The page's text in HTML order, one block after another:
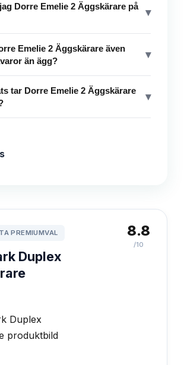
Dorre Emelie 2 Äggskärare på
▾
Emelie 2 Äggskärare även
än ägg?
▾
tar Dorre Emelie 2 Äggskärare
▾
PREMIUMVAL
Duplex
8.8
/10